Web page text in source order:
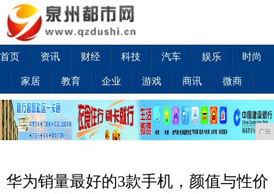
首页 资讯 财经 科技 汽车 娱乐 时尚
家居 教育 企业 游戏 商讯 微商
广告
华为销量最好的3款手机，颜值与性价